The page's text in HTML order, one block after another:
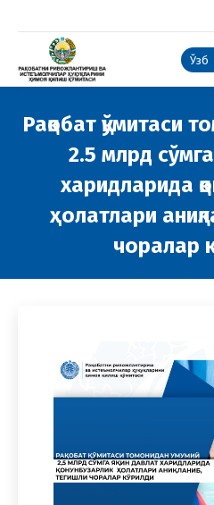
Ўзб
Рақобат қўмитаси
2.5 млрд
харидларида
ҳолатлари
чоралар